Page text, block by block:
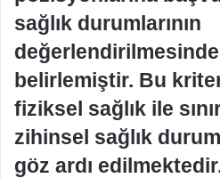
sağlık durumlarının
belirlemiştir. Bu
fiziksel sağlık ile
zihinsel sağlık
göz ardı